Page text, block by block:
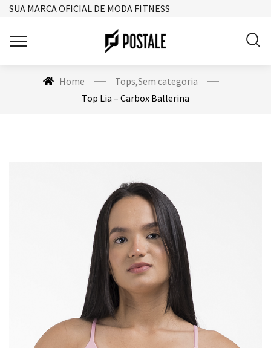
SUA MARCA OFICIAL DE MODA FITNESS
Home Tops,Sem categoria
Top Lia – Carbox Ballerina